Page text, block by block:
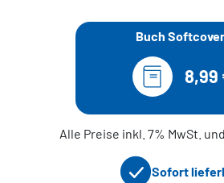
Buch Softcover
8,99
Alle Preise inkl. 7% MwSt.
Sofort